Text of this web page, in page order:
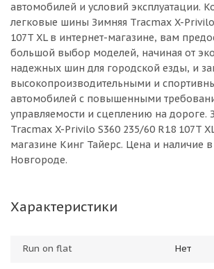
автомобилей и условий эксплуатации.
легковые шины Зимняя Tracmax X-Privilo
107T XL в интернет-магазине, вам
большой выбор моделей, начиная от
надежных шин для городской езды, и
высокопроизводительными и
автомобилей с повышенными
управляемости и сцеплению на дороге.
Tracmax X-Privilo S360 235/60 R18 107T
магазине Кинг Тайерс. Цена и наличие
Новгороде.
Характеристики
Run on flat Нет